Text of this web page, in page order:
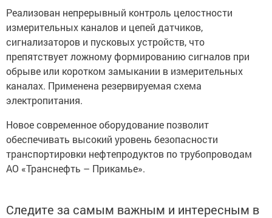
Реализован непрерывный контроль целостности
измерительных каналов и цепей датчиков,
сигнализаторов и пусковых устройств, что
препятствует ложному формированию сигналов при
обрыве или коротком замыкании в измерительных
каналах. Применена резервируемая схема
электропитания.
Новое современное оборудование позволит
обеспечивать высокий уровень безопасности
транспортировки нефтепродуктов по трубопроводам
АО «Транснефть – Прикамье».
Следите за самым важным и интересным в